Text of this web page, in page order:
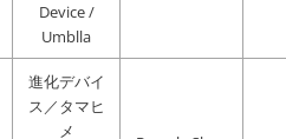
Device /
Umblla
進化デバイ
ス／タマヒ
メ